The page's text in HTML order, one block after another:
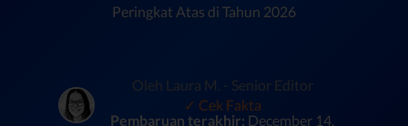
Peringkat Atas di Tahun 2026
Oleh Laura M. - Senior Editor
✓ Cek Fakta
Pembaruan terakhir: December 14,